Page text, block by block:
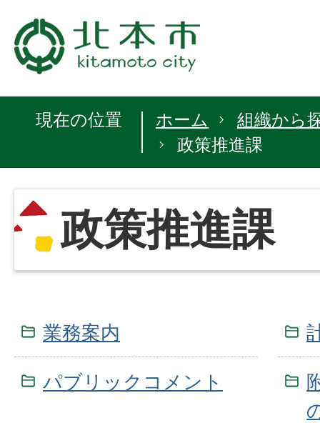
現在の位置 ホーム
組織から
政策推進課
政策推進課
業務案内
パブリックコメント